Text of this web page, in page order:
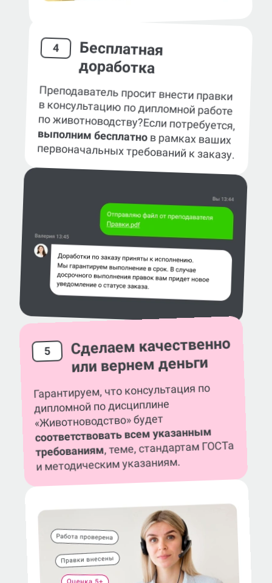
4 Бесплатная
доработка
Преподаватель просит внести правки
в консультацию по дипломной работе
по животноводству?Если потребуется,
выполним бесплатнов рамках ваших
первоначальных требований к заказу.
5 Сделаем качественно
или вернем деньги
Гарантируем, что консультация по
дипломной по дисциплине
«Животноводство» будет
соответствовать всем указанным
требованиям, теме, стандартам ГОСТа
и методическим указаниям.